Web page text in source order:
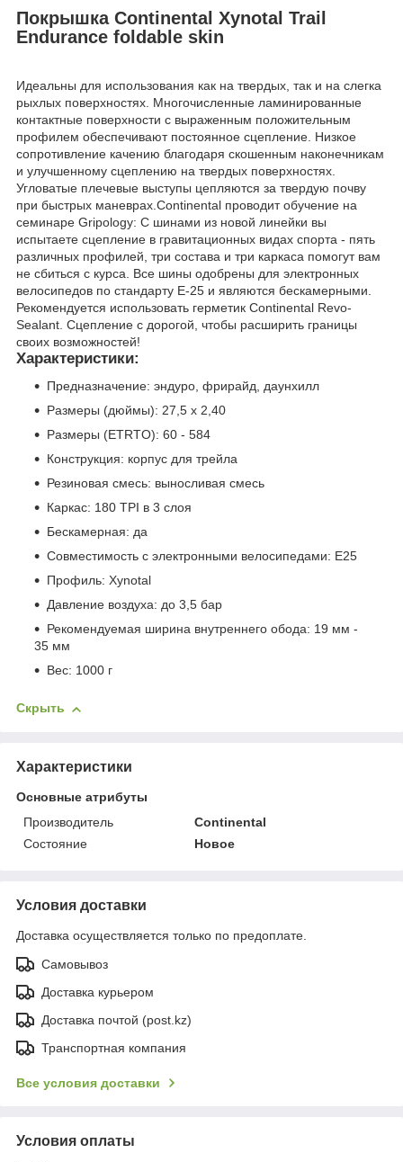
Покрышка Continental Xynotal Trail
Endurance foldable skin
Идеальны для использования как на твердых, так и на слегка
рыхлых поверхностях. Многочисленные ламинированные
контактные поверхности с выраженным положительным
профилем обеспечивают постоянное сцепление. Низкое
сопротивление качению благодаря скошенным наконечникам
и улучшенному сцеплению на твердых поверхностях.
Угловатые плечевые выступы цепляются за твердую почву
при быстрых маневрах.Continental проводит обучение на
семинаре Gripology: С шинами из новой линейки вы
испытаете сцепление в гравитационных видах спорта - пять
различных профилей, три состава и три каркаса помогут вам
не сбиться с курса. Все шины одобрены для электронных
велосипедов по стандарту E-25 и являются бескамерными.
Рекомендуется использовать герметик Continental Revo-
Sealant. Сцепление с дорогой, чтобы расширить границы
своих возможностей!
Характеристики:
Предназначение: эндуро, фрирайд, даунхилл
Размеры (дюймы): 27,5 x 2,40
Размеры (ETRTO): 60 - 584
Конструкция: корпус для трейла
Резиновая смесь: выносливая смесь
Каркас: 180 TPI в 3 слоя
Бескамерная: да
Совместимость с электронными велосипедами: E25
Профиль: Xynotal
Давление воздуха: до 3,5 бар
Рекомендуемая ширина внутреннего обода: 19 мм -
35 мм
Вес: 1000 г
Скрыть
Характеристики
Основные атрибуты
Производитель
Continental
Состояние
Новое
Условия доставки
Доставка осуществляется только по предоплате.
Самовывоз
Доставка курьером
Доставка почтой (post.kz)
Транспортная компания
Все условия доставки
Условия оплаты